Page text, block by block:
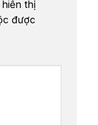
thị
được